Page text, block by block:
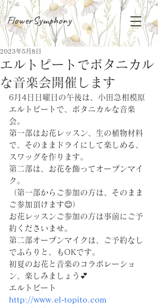
FlowerSymphony
エルトピートでボタニカル
な音楽会開催します
2023年5月8日
6月4日日曜日の午後は、小田急相模原
エルトピートで、ボタニカルな音楽
会。
第一部はお花レッスン、生の植物材料
で、そのままドライにして楽しめる、
スワッグを作ります。
第二部は、お花を飾ってオープンマイ
ク。
（第一部からご参加の方は、そのまま
ご参加頂けます😊）
お花レッスンご参加の方は事前にご予
約くださいませ。
第二部オープンマイクは、ご予約なし
でふらりと、もOKです。
初夏のお花と音楽のコラボレーショ
ン、楽しみましょう💕
エルトピート
http://www.el-topito.com